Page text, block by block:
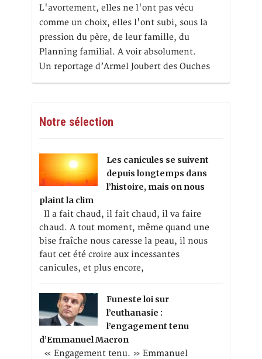
L'avortement, elles ne l'ont pas vécu
comme un choix, elles l'ont subi, sous la
pression du père, de leur famille, du
Planning familial. A voir absolument.
Un reportage d’Armel Joubert des Ouches
Notre sélection
Les canicules se suivent
depuis longtemps dans
l’histoire, mais on nous
plaint la clim
Il a fait chaud, il fait chaud, il va faire
chaud. A tout moment, même quand une
bise fraîche nous caresse la peau, il nous
faut cet été croire aux incessantes
canicules, et plus encore,
Funeste loi sur
l’euthanasie :
l’engagement tenu
d’Emmanuel Macron
« Engagement tenu. » Emmanuel